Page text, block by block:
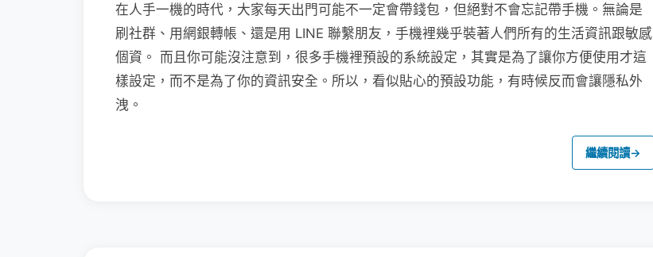
在人手一機的時代，大家每天出門可能不一定會帶錢包，但絕對不會忘記帶手機。無論是
刷社群、用網銀轉帳、還是用 LINE 聯繫朋友，手機裡幾乎裝著人們所有的生活資訊跟敏感
個資。 而且你可能沒注意到，很多手機裡預設的系統設定，其實是為了讓你方便使用才這
樣設定，而不是為了你的資訊安全。所以，看似貼心的預設功能，有時候反而會讓隱私外
洩。
繼續閱讀→